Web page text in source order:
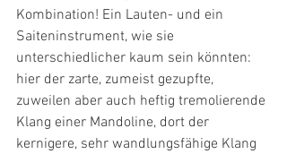
Kombination! Ein Lauten- und ein
Saiteninstrument, wie sie
unterschiedlicher kaum sein könnten:
hier der zarte, zumeist gezupfte,
zuweilen aber auch heftig tremolierende
Klang einer Mandoline, dort der
kernigere, sehr wandlungsfähige Klang